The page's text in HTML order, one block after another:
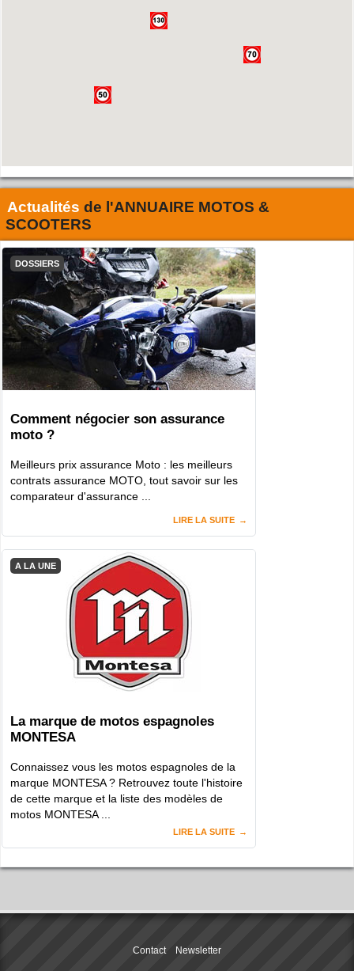
Actualités de l'ANNUAIRE MOTOS &
SCOOTERS
DOSSIERS
Comment négocier son assurance
moto ?
Meilleurs prix assurance Moto : les meilleurs
contrats assurance MOTO, tout savoir sur les
comparateur d'assurance ...
LIRE LA SUITE
A LA UNE
La marque de motos espagnoles
MONTESA
Connaissez vous les motos espagnoles de la
marque MONTESA ? Retrouvez toute l'histoire
de cette marque et la liste des modèles de
motos MONTESA ...
LIRE LA SUITE
Contact Newsletter